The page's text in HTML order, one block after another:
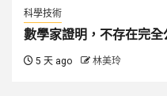
科學技術
數學家證明，不存在完全
5 天 ago 林美玲